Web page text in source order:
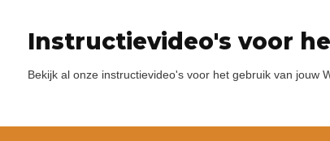
Instructievideo's voor
Bekijk al onze instructievideo's voor het gebruik van jouw